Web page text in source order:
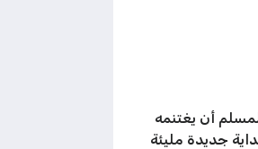
أن يغتنمه
جديدة مليئة